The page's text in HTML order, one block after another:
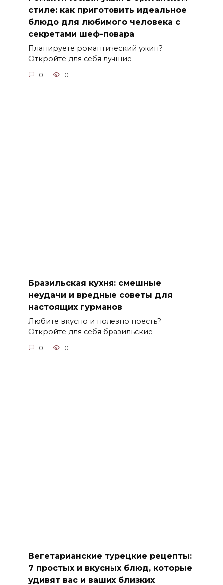
стиле: как приготовить идеальное
блюдо для любимого человека с
секретами шеф-повара
Планируете романтический ужин?
Откройте для себя лучшие
0 0
Бразильская кухня: смешные
неудачи и вредные советы для
настоящих гурманов
Любите вкусно и полезно поесть?
Откройте для себя бразильские
0 0
Вегетарианские турецкие рецепты:
7 простых и вкусных блюд, которые
удивят вас и ваших близких